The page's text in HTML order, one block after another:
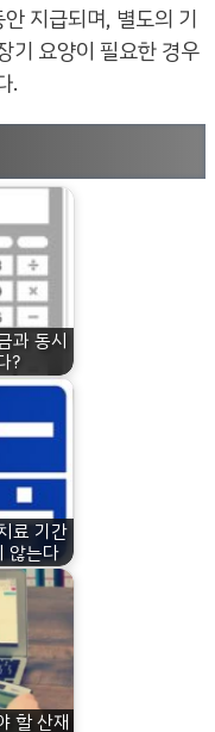
지급되며, 별도의 기
기 요양이 필요한 경우
.
과 동시
?
료 기간
않는다
할 산재